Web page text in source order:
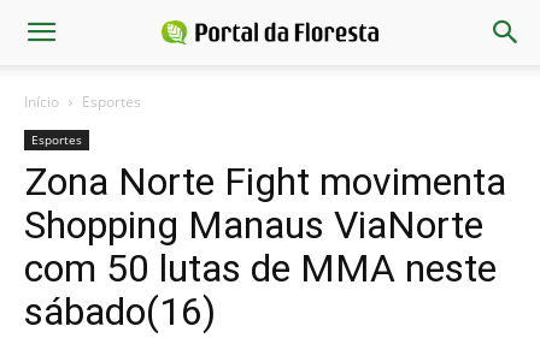
Início Esportes
Esportes
Zona Norte Fight movimenta
Shopping Manaus ViaNorte
com 50 lutas de MMA neste
sábado(16)